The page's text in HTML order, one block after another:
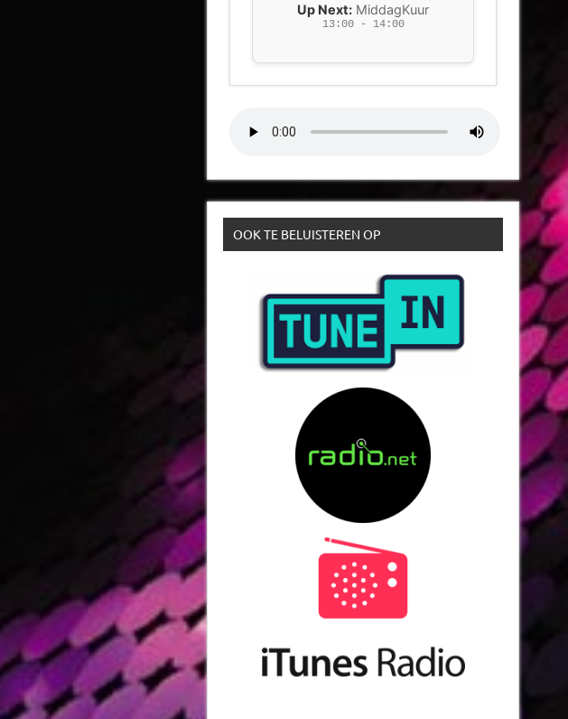
Up Next: MiddagKuur
13:00 - 14:00
OOK TE BELUISTEREN OP